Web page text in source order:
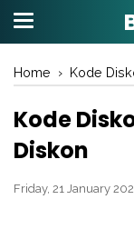
Home › Kode
Kode
Diskon
Friday, 21 January